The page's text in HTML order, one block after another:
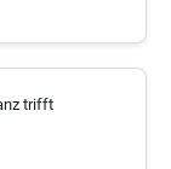
trifft